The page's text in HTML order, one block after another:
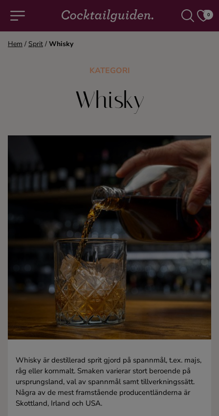
0
Alla cocktails & drinkar
Cocktails
Likör
Shots
Tequila
Vodka
Hem / Sprit / Whisky
KATEGORI
Whisky
Whisky är destillerad sprit gjord på spannmål, t.ex. majs,
råg eller kornmalt. Smaken varierar stort beroende på
ursprungsland, val av spannmål samt tillverkningssätt.
Några av de mest framstående producentländerna är
Skottland, Irland och USA.